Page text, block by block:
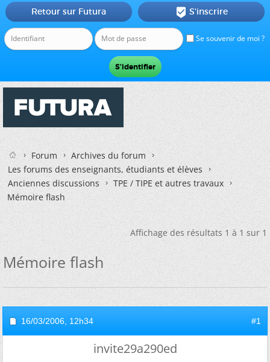
Se souvenir de moi ?
Retour sur Futura  S'inscrire
Forum
Archives du forum
Les forums des enseignants, étudiants et élèves
Anciennes discussions
TPE / TIPE et autres travaux
Mémoire flash
Affichage des résultats 1 à 1 sur 1
Mémoire flash
16/03/2006, 12h34 #1
invite29a290ed